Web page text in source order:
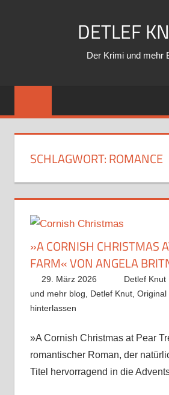
DETLEF
Der Krimi und mehr
SCHLAGWORT:ROMANCE
»A CORNISH CHRISTMAS
FARM« VON ANGELA
29. März 2026 Detlef Knut
und mehr blog
Detlef Knut, Original
hinterlassen
»A Cornish Christmas at Pear
romantischer Roman, der
Titel hervorragend in die